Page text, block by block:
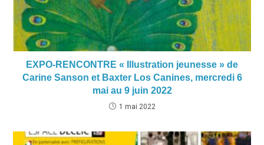
EXPO-RENCONTRE « Illustration jeunesse » de
Carine Sanson et Baxter Los Canines, mercredi 6
mai au 9 juin 2022
1 mai 2022